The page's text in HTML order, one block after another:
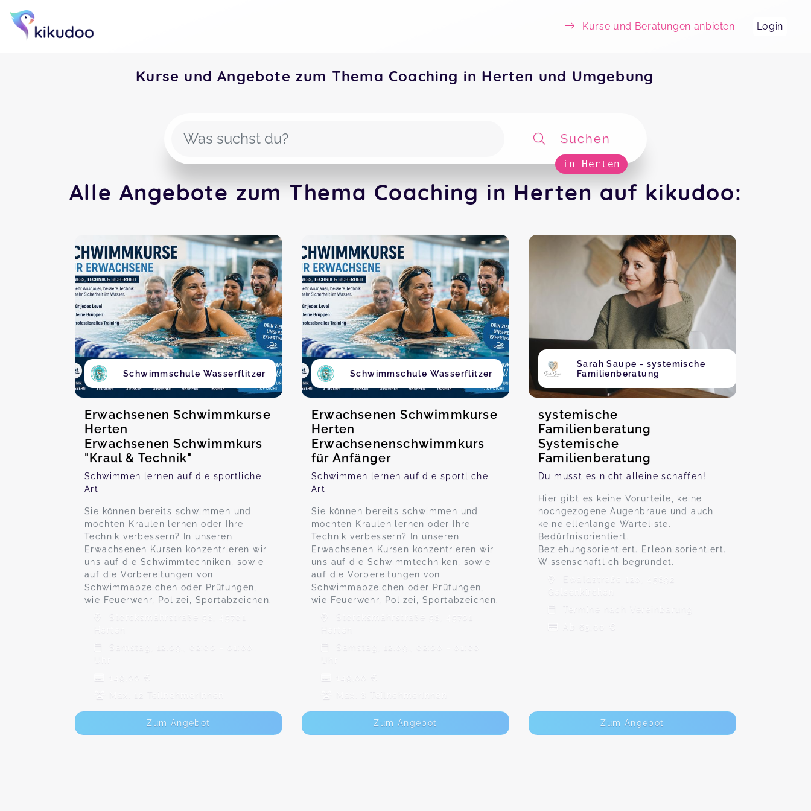
Kurse und Beratungen anbieten Login
Kurse und Angebote zum Thema Coaching in Herten und Umgebung
Suchen
in Herten
Alle Angebote zum Thema Coaching in Herten auf kikudoo:
Schwimmschule Wasserflitzer
Erwachsenen Schwimmkurse
Herten
Erwachsenen Schwimmkurs
"Kraul & Technik"
Schwimmen lernen auf die sportliche
Art
Sie können bereits schwimmen und
möchten Kraulen lernen oder Ihre
Technik verbessern? In unseren
Erwachsenen Kursen konzentrieren wir
uns auf die Schwimmtechniken, sowie
auf die Vorbereitungen von
Schwimmabzeichen oder Prüfungen,
wie Feuerwehr, Polizei, Sportabzeichen.
Storcksmährstraße 58, 45701
Herten
Samstag, 12.09., 02:00 - 01:00
149,00 €
Max. 12 TeilnehmerInnen
Zum Angebot
Schwimmschule Wasserflitzer
Erwachsenen Schwimmkurse
Herten
Erwachsenenschwimmkurs
für Anfänger
Schwimmen lernen auf die sportliche
Art
Sie können bereits schwimmen und
möchten Kraulen lernen oder Ihre
Technik verbessern? In unseren
Erwachsenen Kursen konzentrieren wir
uns auf die Schwimmtechniken, sowie
auf die Vorbereitungen von
Schwimmabzeichen oder Prüfungen,
wie Feuerwehr, Polizei, Sportabzeichen.
Storcksmährstraße 58, 45701
Herten
Samstag, 12.09., 02:00 - 01:00
149,00 €
Max. 8 TeilnehmerInnen
Zum Angebot
Sarah Saupe - systemische
Familienberatung
systemische
Familienberatung
Systemische
Familienberatung
Du musst es nicht alleine schaffen!
Hier gibt es keine Vorurteile, keine
hochgezogene Augenbraue und auch
keine ellenlange Warteliste.
Bedürfnisorientiert.
Beziehungsorientiert. Erlebnisorientiert.
Wissenschaftlich begründet.
Ewaldstraße 120, 45892
Gelsenkirchen
Termine nach Vereinbarung
Ab 65,00 €
Zum Angebot